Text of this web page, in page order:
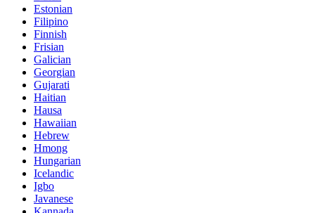
Estonian
Filipino
Finnish
Frisian
Galician
Georgian
Gujarati
Haitian
Hausa
Hawaiian
Hebrew
Hmong
Hungarian
Icelandic
Igbo
Javanese